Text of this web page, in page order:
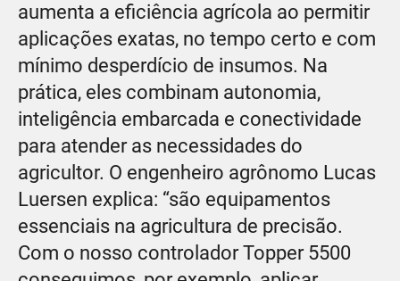
aumenta a eficiência agrícola ao permitir
aplicações exatas, no tempo certo e com
mínimo desperdício de insumos. Na
prática, eles combinam autonomia,
inteligência embarcada e conectividade
para atender as necessidades do
agricultor. O engenheiro agrônomo Lucas
Luersen explica: “são equipamentos
essenciais na agricultura de precisão.
Com o nosso controlador Topper 5500